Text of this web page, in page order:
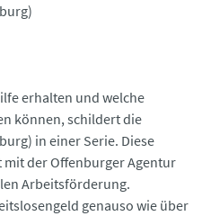
erhalten und welche
können, schildert die
in einer Serie. Diese
der Offenburger Agentur
Arbeitsförderung.
genauso wie über